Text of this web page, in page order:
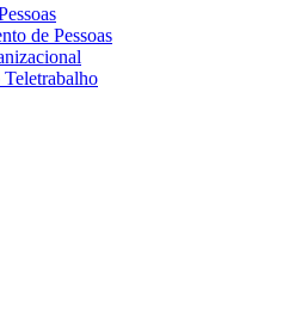
de Pessoas
Teletrabalho